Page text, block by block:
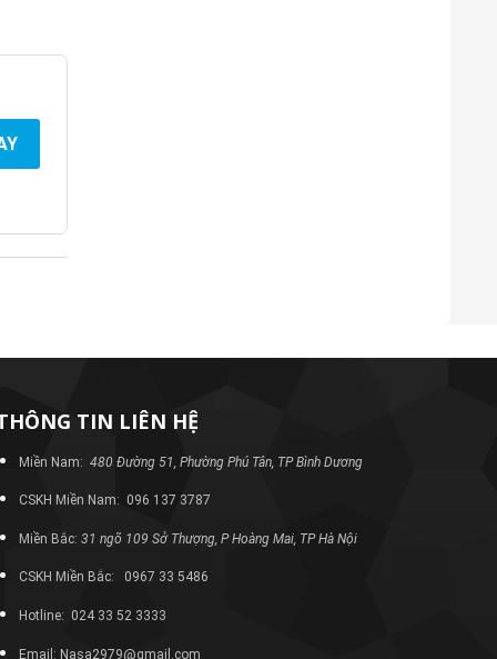
TIN LIÊN HỆ
Miền Nam: 480 Đường 51, Phường Phú Tân, TP Bình Dương
CSKH Miền Nam: 096 137 3787
Miền Bắc: 31 ngõ 109 Sở Thượng, P Hoàng Mai, TP Hà Nội
CSKH Miền Bắc: 0967 33 5486
Hotline: 024 33 52 3333
Email: Nasa2979@gmail.com